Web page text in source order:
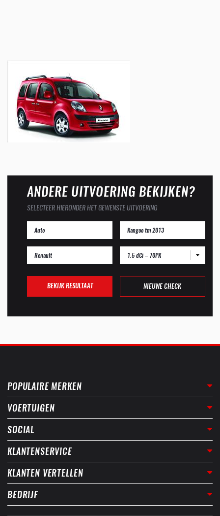
ANDERE UITVOERING BEKIJKEN?
SELECTEER HIERONDER HET GEWENSTE UITVOERING
1.5 dCi – 70PK
BEKIJK RESULTAAT NIEUWE CHECK
POPULAIRE MERKEN
VOERTUIGEN
SOCIAL
KLANTENSERVICE
KLANTEN VERTELLEN
BEDRIJF